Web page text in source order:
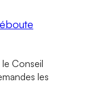
le Conseil
les